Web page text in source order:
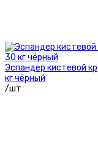
Эспандер кистевой
кг чёрный
/шт